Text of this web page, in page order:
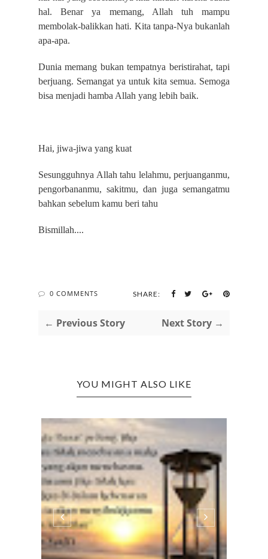
hal. Benar ya memang, Allah tuh mampu
membolak-balikkan hati. Kita tanpa-Nya bukanlah
apa-apa.
Dunia memang bukan tempatnya beristirahat, tapi
berjuang. Semangat ya untuk kita semua. Semoga
bisa menjadi hamba Allah yang lebih baik.
Hai, jiwa-jiwa yang kuat
Sesungguhnya Allah tahu lelahmu, perjuanganmu,
pengorbananmu, sakitmu, dan juga semangatmu
bahkan sebelum kamu beri tahu
Bismillah....
0 COMMENTS SHARE:
← Previous Story Next Story →
YOU MIGHT ALSO LIKE